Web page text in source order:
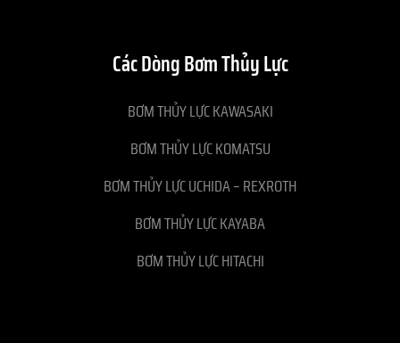
Các Dòng Bơm Thủy Lực
BƠM THỦY LỰC KAWASAKI
BƠM THỦY LỰC KOMATSU
BƠM THỦY LỰC UCHIDA – REXROTH
BƠM THỦY LỰC KAYABA
BƠM THỦY LỰC HITACHI